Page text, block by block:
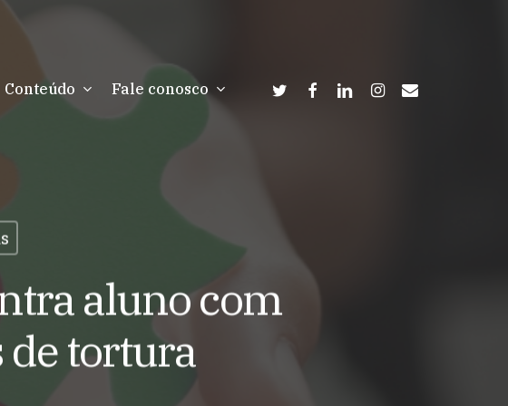
Conteúdo Fale conosco twitterfacebooklinkedininstagram
email
aluno com
tortura